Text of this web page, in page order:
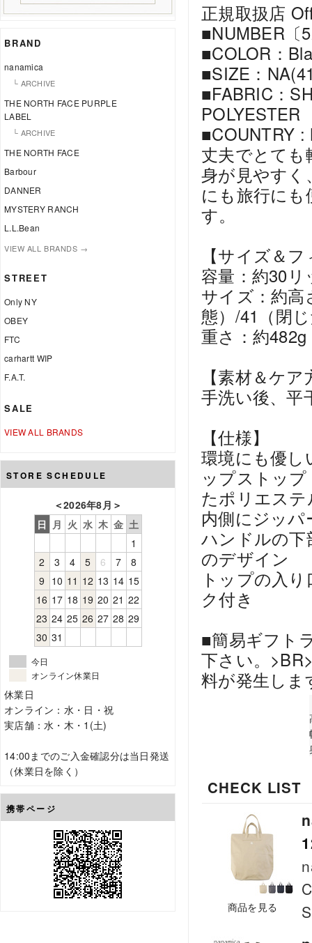
BRAND
nanamica
└ ARCHIVE
THE NORTH FACE PURPLE
LABEL
└ ARCHIVE
THE NORTH FACE
Barbour
DANNER
MYSTERY RANCH
L.L.Bean
VIEW ALL BRANDS →
STREET
Only NY
OBEY
FTC
carhartt WIP
F.A.T.
SALE
VIEW ALL BRANDS
STORE SCHEDULE
＜2026年8月 ＞
日 月 火 水 木 金 土
1
2
3 4 5 6 7
8
9 10 11 12 13 14 15
16 17 18 19 20 21 22
23 24 25 26 27 28 29
30 31
今日
オンライン休業日
休業日
オンライン：水・日・祝
実店舗：水・木・1(土)
14:00までのご入金確認分は当日発送
（休業日を除く）
携帯ページ
正規取扱店
■NUMBER〔
■COLOR：
■SIZE：
■FABRIC：
POLYESTER
■COUNTRY :
丈夫でとて
身が見やすく
にも旅行に
す。
【サイズ＆
容量：約30リ
サイズ：約高
態）/41（閉
重さ：約482g
【素材＆ケ
手洗い後、平
【仕様】
環境にも優し
ップストッ
たポリエス
内側にジッ
ハンドルの下
のデザイン
トップの入
ク付き
■簡易ギフト
下さい。
料が発生しま
CHECK LIST
商品を見る